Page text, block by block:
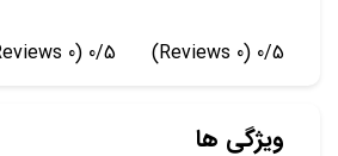
0/5
(0 Reviews)
0/5
(0 Reviews)
ویژگی ها